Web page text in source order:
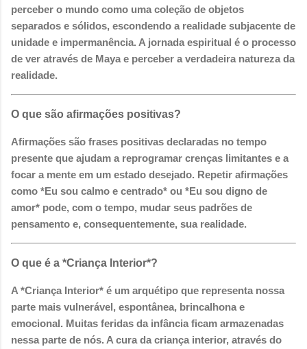
perceber o mundo como uma coleção de objetos
separados e sólidos, escondendo a realidade subjacente de
unidade e impermanência. A jornada espiritual é o processo
de ver através de Maya e perceber a verdadeira natureza da
realidade.
O que são afirmações positivas?
Afirmações são frases positivas declaradas no tempo
presente que ajudam a reprogramar crenças limitantes e a
focar a mente em um estado desejado. Repetir afirmações
como *Eu sou calmo e centrado* ou *Eu sou digno de
amor* pode, com o tempo, mudar seus padrões de
pensamento e, consequentemente, sua realidade.
O que é a *Criança Interior*?
A *Criança Interior* é um arquétipo que representa nossa
parte mais vulnerável, espontânea, brincalhona e
emocional. Muitas feridas da infância ficam armazenadas
nessa parte de nós. A cura da criança interior, através do